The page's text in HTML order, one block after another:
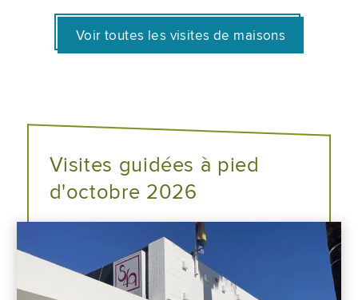
Voir toutes les visites de maisons
Visites guidées à pied
d'octobre 2026